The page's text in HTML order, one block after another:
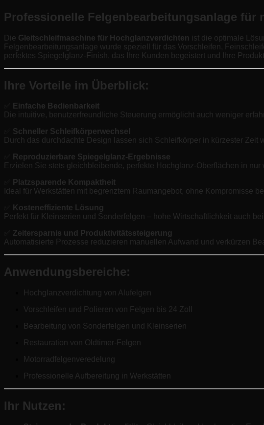
Professionelle Felgenbearbeitungsanlage für
Die Gleitschleifmaschine für Hochglanzverdichten ist die optimale
Felgenbearbeitungsanlage wurde speziell für das Vorschleifen,
perfektes Spiegelglanz-Finish, das Ihre Kunden begeistert und Ihre
Ihre Vorteile im Überblick:
Einfache Bedienbarkeit
Die intuitive, benutzerfreundliche Steuerung ermöglicht auch weniger
Schneller Schleifkörperwechsel
Durch das durchdachte Design lassen sich Schleifkörper in kürzester
Reproduzierbare Spiegelglanz-Ergebnisse
Erzielen Sie stets gleichbleibende, perfekte Hochglanz-Oberflächen in
Platzsparende Kompaktheit
Ideal für Werkstätten mit begrenztem Raumangebot, ohne Kompromisse
Kosteneffiziente Lösung
Perfekt für Kleinserien und Sonderfelgen – hohe Wirtschaftlichkeit auch
Zeitersparnis und Produktivitätssteigerung
Automatisierte Prozesse reduzieren manuellen Aufwand und verkürzen
Anwendungsbereiche:
Hochglanzverdichtung von Alufelgen
Vorschleifen und Polieren von Felgen bis 24 Zoll
Bearbeitung von Sonderfelgen und Kleinserien
Restauration von Oldtimer-Felgen
Motorradfelgenveredelung
Professionelle Aufbereitung in Werkstätten
Ihr Nutzen: